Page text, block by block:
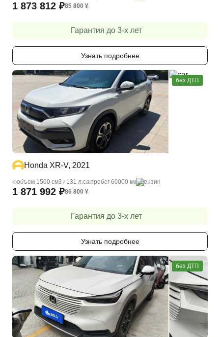
1 873 812 ₽85 800 ¥
Гарантия до 3-х лет
Узнать подробнее
без ДТП
Honda XR-V, 2021
объем 1500 cм3 131 л.с пробег 60000 км бензин
1 871 992 ₽86 800 ¥
Гарантия до 3-х лет
Узнать подробнее
без ДТП